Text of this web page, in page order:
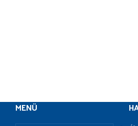
MENÜ